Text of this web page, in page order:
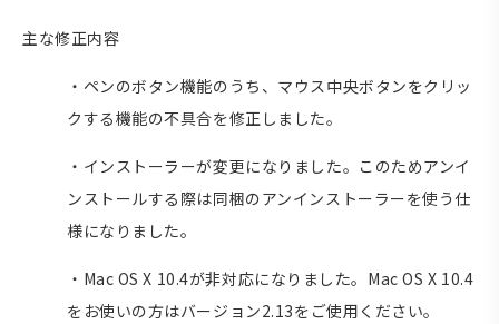
主な修正内容
・ペンのボタン機能のうち、マウス中央ボタンをクリッ
クする機能の不具合を修正しました。
・インストーラーが変更になりました。このためアンイ
ンストールする際は同梱のアンインストーラーを使う仕
様になりました。
・Mac OS X 10.4が非対応になりました。Mac OS X 10.4
をお使いの方はバージョン2.13をご使用ください。